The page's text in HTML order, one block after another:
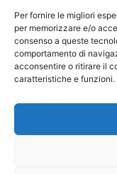
Per fornire le migliori
per memorizzare e/o
consenso a queste
comportamento di
acconsentire o ritirare il
caratteristiche e funzioni.
ORARI
9:00 – 12:30
15:30 – 19:30